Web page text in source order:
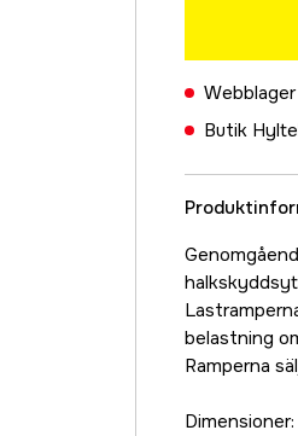
Butik
belastning
Ramperna